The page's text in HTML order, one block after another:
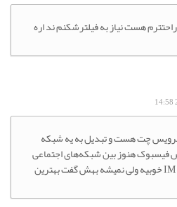
هست نیاز به فیلترشکنم ند اره
چت هست و تبدیل به یه شبکه
فیسبوک هنوز بین شبکه‌های اجتماعی